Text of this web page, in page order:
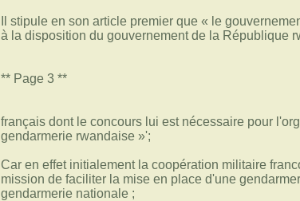
Il stipule en son article premier que « le
à la disposition du gouvernement de la République
** Page 3 **
français dont le concours lui est nécessaire pour
gendarmerie rwandaise »';
Car en effet initialement la coopération militaire
mission de faciliter la mise en place d'une
gendarmerie nationale ;